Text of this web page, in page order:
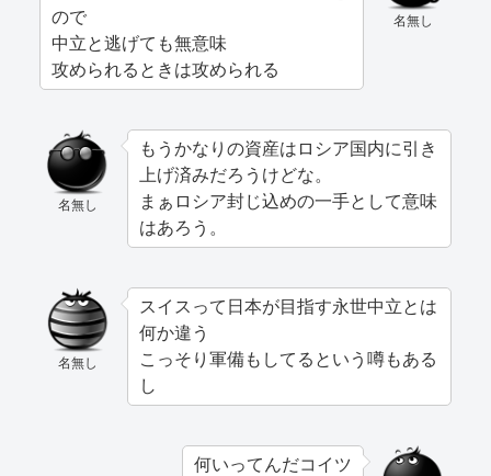
名無し
ので
中立と逃げても無意味
攻められるときは攻められる
名無し
もうかなりの資産はロシア国内に引き
上げ済みだろうけどな。
まぁロシア封じ込めの一手として意味
はあろう。
名無し
スイスって日本が目指す永世中立とは
何か違う
こっそり軍備もしてるという噂もある
し
何いってんだコイツ